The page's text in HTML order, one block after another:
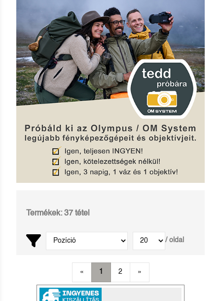
Termékek: 37 tétel
/ oldal
« 1 2 »